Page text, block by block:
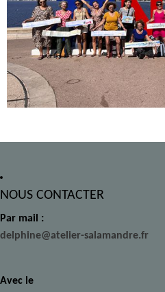
NOUS CONTACTER
Par mail :
delphine@atelier-salamandre.fr
Avec le